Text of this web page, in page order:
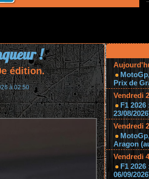
!
édition.
à 02:50
Prix de
Vendredi
F1
23/08/
Vendredi
Aragon
Vendredi
F1
06/09/